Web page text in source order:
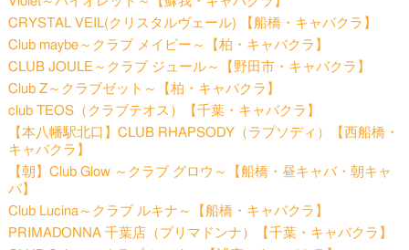
CRYSTAL VEIL(クリスタルヴェール) 【船橋・キャバクラ】
Club maybe～クラブ メイビー～【柏・キャバクラ】
CLUB JOULE～クラブ ジュール～【野田市・キャバクラ】
Club Z～クラブゼット～【柏・キャバクラ】
club TEOS（クラブテオス）【千葉・キャバクラ】
【本八幡駅北口】CLUB RHAPSODY（ラプソディ）【西船橋・
キャバクラ】
【朝】Club Glow ～クラブ グロウ～【船橋・昼キャバ・朝キャ
バ】
Club Lucina～クラブ ルキナ～【船橋・キャバクラ】
PRIMADONNA 千葉店（プリマドンナ）【千葉・キャバクラ】